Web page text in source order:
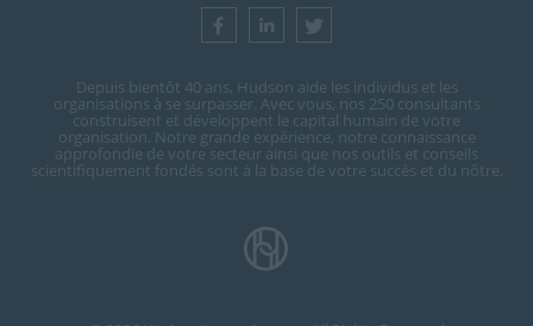
Depuis bientôt 40 ans, Hudson aide les individus et les
organisations à se surpasser. Avec vous, nos 250 consultants
construisent et développent le capital humain de votre
organisation. Notre grande expérience, notre connaissance
approfondie de votre secteur ainsi que nos outils et conseils
scientifiquement fondés sont à la base de votre succès et du nôtre.